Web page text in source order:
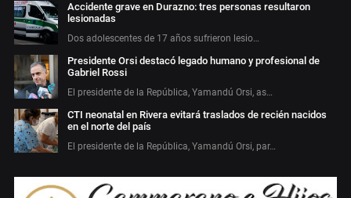
Accidente grave en Durazno: tres personas resultaron
lesionadas
Dos adolescentes de 17 años sufrieron lesio…
Presidente Orsi destacó legado humano y profesional de
Gabriel Rossi
El presidente de la República, Yamandú Orsi, as…
CTI neonatal en Rivera evitará traslados de recién nacidos
en el norte del país
El presidente de la República, Yamandú Orsi, par…